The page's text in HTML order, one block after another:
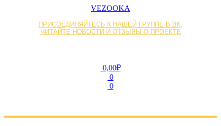
VEZOOKA
ПРИСОЕДИНЯЙТЕСЬ К НАШЕЙ ГРУППЕ В ВК,
ЧИТАЙТЕ НОВОСТИ И ОТЗЫВЫ О ПРОЕКТЕ
0,00₽
0
0